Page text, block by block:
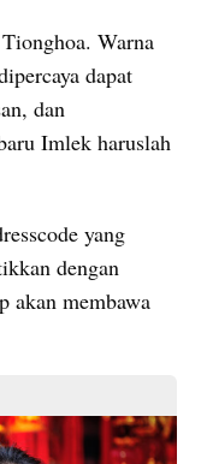
Warna
dapat
dan
Imlek haruslah
yang
dengan
akan membawa